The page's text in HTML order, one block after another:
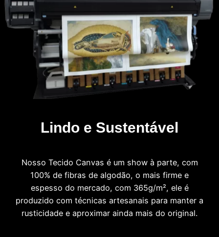
Lindo e Sustentável
Nosso Tecido Canvas é um show à parte, com
100% de fibras de algodão, o mais firme e
espesso do mercado, com 365g/m², ele é
produzido com técnicas artesanais para manter a
rusticidade e aproximar ainda mais do original.